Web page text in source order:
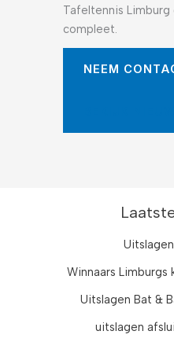
Tafeltennis
compleet.
NEEM
Winnaars
Uitslagen Bat &
uitslagen